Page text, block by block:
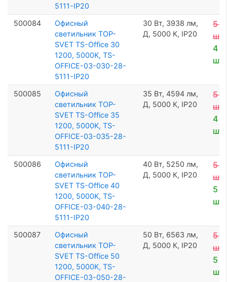
5111-IP20
500084
Офисный
светильник TOP-
SVET TS-Office 30
1200, 5000K, TS-
OFFICE-03-030-28-
5111-IP20
30 Вт, 3938 лм,
Д, 5000 К, IP20
5
шт
4
шт
500085
Офисный
светильник TOP-
SVET TS-Office 35
1200, 5000K, TS-
OFFICE-03-035-28-
5111-IP20
35 Вт, 4594 лм,
Д, 5000 К, IP20
5
шт
4
шт
500086
Офисный
светильник TOP-
SVET TS-Office 40
1200, 5000K, TS-
OFFICE-03-040-28-
5111-IP20
40 Вт, 5250 лм,
Д, 5000 К, IP20
5
шт
5
шт
500087
Офисный
светильник TOP-
SVET TS-Office 50
1200, 5000K, TS-
OFFICE-03-050-28-
50 Вт, 6563 лм,
Д, 5000 К, IP20
5
шт
5
шт